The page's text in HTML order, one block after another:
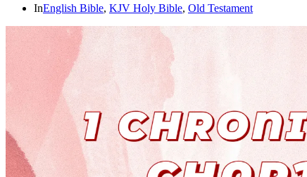
InEnglish Bible, KJV Holy Bible, Old Testament